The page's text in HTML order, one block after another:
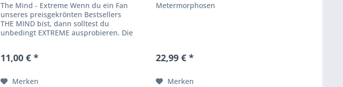
The Mind - Extreme Wenn du ein Fan
unseres preisgekrönten Bestsellers
THE MIND bist, dann solltest du
unbedingt EXTREME ausprobieren. Die
11,00 € *
Merken
Metermorphosen
22,99 € *
Merken